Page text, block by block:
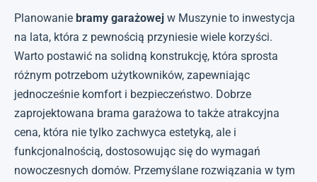
Planowanie bramy garażowej w Muszynie to inwestycja
na lata, która z pewnością przyniesie wiele korzyści.
Warto postawić na solidną konstrukcję, która sprosta
różnym potrzebom użytkowników, zapewniając
jednocześnie komfort i bezpieczeństwo. Dobrze
zaprojektowana brama garażowa to także atrakcyjna
cena, która nie tylko zachwyca estetyką, ale i
funkcjonalnością, dostosowując się do wymagań
nowoczesnych domów. Przemyślane rozwiązania w tym